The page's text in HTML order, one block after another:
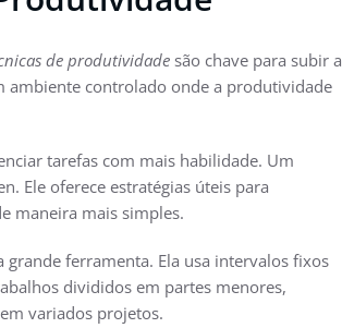
de produtividade são chave para subir a
ambiente controlado onde a produtividade
tarefas com mais habilidade. Um
Ele oferece estratégias úteis para
maneira mais simples.
grande ferramenta. Ela usa intervalos fixos
divididos em partes menores,
variados projetos.